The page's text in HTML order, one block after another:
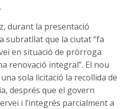
durant la presentació
subratllat que la ciutat “fa
en situació de pròrroga
renovació integral”. El nou
sola licitació la recollida de
després que el govern
i l’integrés parcialment a